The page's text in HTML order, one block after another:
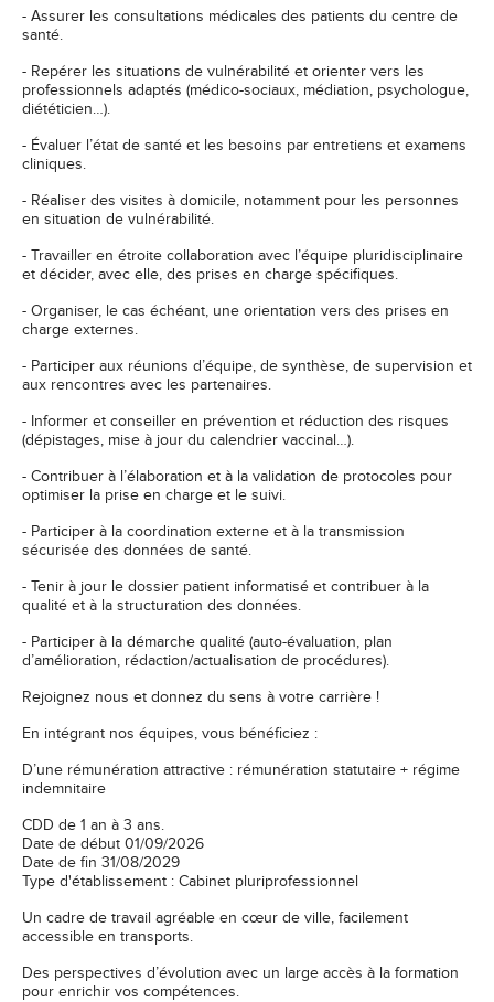
- Assurer les consultations médicales des patients du centre de
santé.
- Repérer les situations de vulnérabilité et orienter vers les
professionnels adaptés (médico-sociaux, médiation, psychologue,
diététicien…).
- Évaluer l’état de santé et les besoins par entretiens et examens
cliniques.
- Réaliser des visites à domicile, notamment pour les personnes
en situation de vulnérabilité.
- Travailler en étroite collaboration avec l’équipe pluridisciplinaire
et décider, avec elle, des prises en charge spécifiques.
- Organiser, le cas échéant, une orientation vers des prises en
charge externes.
- Participer aux réunions d’équipe, de synthèse, de supervision et
aux rencontres avec les partenaires.
- Informer et conseiller en prévention et réduction des risques
(dépistages, mise à jour du calendrier vaccinal…).
- Contribuer à l’élaboration et à la validation de protocoles pour
optimiser la prise en charge et le suivi.
- Participer à la coordination externe et à la transmission
sécurisée des données de santé.
- Tenir à jour le dossier patient informatisé et contribuer à la
qualité et à la structuration des données.
- Participer à la démarche qualité (auto-évaluation, plan
d’amélioration, rédaction/actualisation de procédures).
Rejoignez nous et donnez du sens à votre carrière !
En intégrant nos équipes, vous bénéficiez :
D’une rémunération attractive : rémunération statutaire + régime
indemnitaire
CDD de 1 an à 3 ans.
Date de début 01/09/2026
Date de fin 31/08/2029
Type d'établissement : Cabinet pluriprofessionnel
Un cadre de travail agréable en cœur de ville, facilement
accessible en transports.
Des perspectives d’évolution avec un large accès à la formation
pour enrichir vos compétences.